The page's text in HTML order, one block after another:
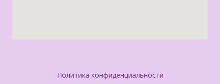
Политика конфиденциальности